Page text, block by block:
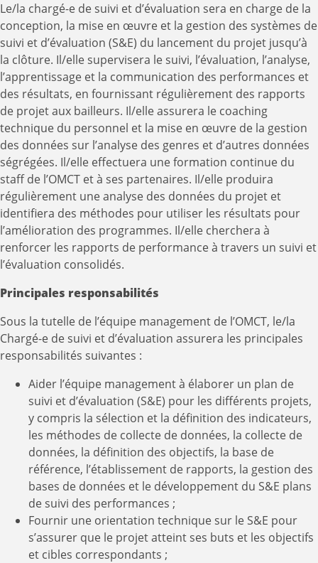
Le/la chargé-e de suivi et d’évaluation sera en charge de la
conception, la mise en œuvre et la gestion des systèmes de
suivi et d’évaluation (S&E) du lancement du projet jusqu’à
la clôture. Il/elle supervisera le suivi, l’évaluation, l’analyse,
l’apprentissage et la communication des performances et
des résultats, en fournissant régulièrement des rapports
de projet aux bailleurs. Il/elle assurera le coaching
technique du personnel et la mise en œuvre de la gestion
des données sur l’analyse des genres et d’autres données
ségrégées. Il/elle effectuera une formation continue du
staff de l’OMCT et à ses partenaires. Il/elle produira
régulièrement une analyse des données du projet et
identifiera des méthodes pour utiliser les résultats pour
l’amélioration des programmes. Il/elle cherchera à
renforcer les rapports de performance à travers un suivi et
l’évaluation consolidés.
Principales responsabilités
Sous la tutelle de l’équipe management de l’OMCT, le/la
Chargé-e de suivi et d’évaluation assurera les principales
responsabilités suivantes :
Aider l’équipe management à élaborer un plan de
suivi et d’évaluation (S&E) pour les différents projets,
y compris la sélection et la définition des indicateurs,
les méthodes de collecte de données, la collecte de
données, la définition des objectifs, la base de
référence, l’établissement de rapports, la gestion des
bases de données et le développement du S&E plans
de suivi des performances ;
Fournir une orientation technique sur le S&E pour
s’assurer que le projet atteint ses buts et les objectifs
et cibles correspondants ;